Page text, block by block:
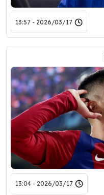
2026/03/17 - 13:57
2026/03/17 - 13:04